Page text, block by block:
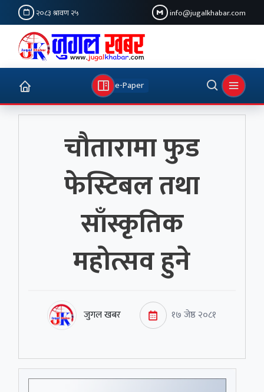
२०८३ श्रावण २५ info@jugalkhabar.com
e-Paper
चौतारामा फुड
फेस्टिबल तथा
साँस्कृतिक
महोत्सव हुने
जुगल खबर १७ जेष्ठ २०८१